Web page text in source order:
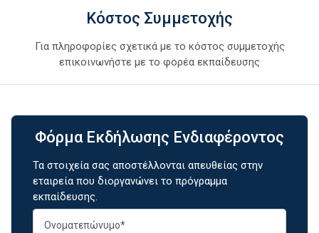
Κόστος Συμμετοχής
Για πληροφορίες σχετικά με το κόστος συμμετοχής
επικοινωνήστε με το φορέα εκπαίδευσης
Φόρμα Εκδήλωσης Ενδιαφέροντος
Τα στοιχεία σας αποστέλλονται απευθείας στην
εταιρεία που διοργανώνει το πρόγραμμα
εκπαίδευσης.